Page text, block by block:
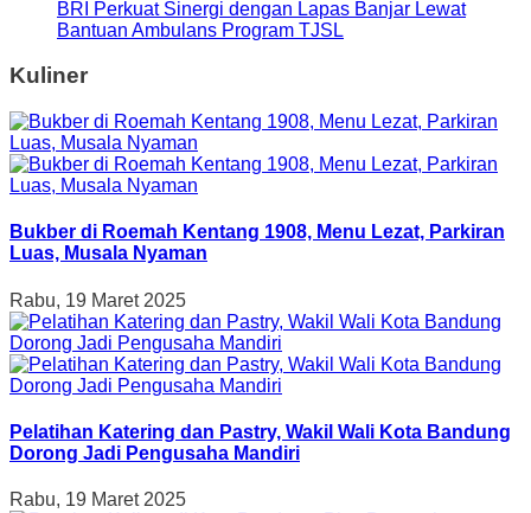
BRI Perkuat Sinergi dengan Lapas Banjar Lewat
Bantuan Ambulans Program TJSL
Kuliner
Bukber di Roemah Kentang 1908, Menu Lezat, Parkiran
Luas, Musala Nyaman
Rabu, 19 Maret 2025
Pelatihan Katering dan Pastry, Wakil Wali Kota Bandung
Dorong Jadi Pengusaha Mandiri
Rabu, 19 Maret 2025